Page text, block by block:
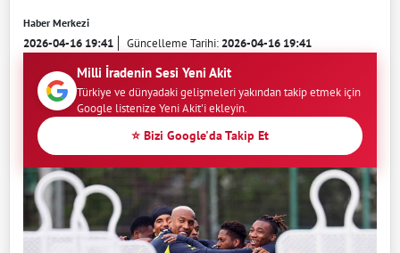
Haber Merkezi
2026-04-16 19:41 Güncelleme Tarihi:2026-04-16 19:41
Milli İradenin Sesi Yeni Akit
Türkiye ve dünyadaki gelişmeleri yakından takip etmek için
Google listenize Yeni Akit'i ekleyin.
⭐ Bizi Google'da Takip Et